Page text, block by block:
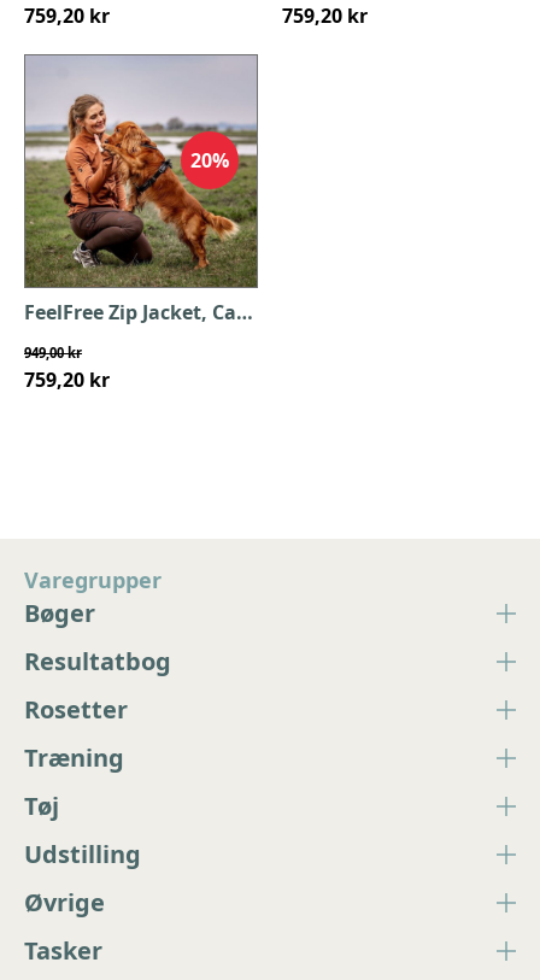
759,20 kr 759,20 kr
FeelFree Zip Jacket, Caramel
949,00 kr
20%
759,20 kr
Varegrupper
Bøger
Resultatbog
Rosetter
Træning
Tøj
Udstilling
Øvrige
Tasker